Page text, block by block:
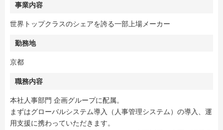
事業内容
世界トップクラスのシェアを誇る一部上場メーカー
勤務地
京都
職務内容
本社人事部門 企画グループに配属。
まずはグローバルシステム導入（人事管理システム）の導入、運
用支援に携わっていただきます。